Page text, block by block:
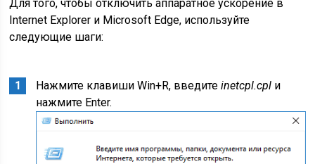
Для того, чтобы отключить аппаратное ускорение в
Internet Explorer и Microsoft Edge, используйте
следующие шаги:
Нажмите клавиши Win+R, введитеinetcpl.cpl и
нажмите Enter.